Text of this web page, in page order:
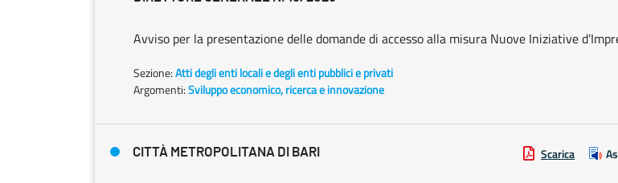
Avviso per la presentazione delle domande di accesso alla misura Nuove Iniziative
Sezione:Atti degli enti locali e degli enti pubblici e privati
Argomenti:Sviluppo economico, ricerca e innovazione
CITTÀ METROPOLITANA DI BARI Scarica